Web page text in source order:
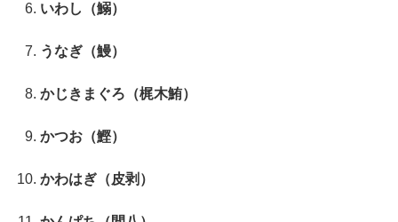
いわし（鰯）
うなぎ（鰻）
かじきまぐろ（梶木鮪）
かつお（鰹）
かわはぎ（皮剥）